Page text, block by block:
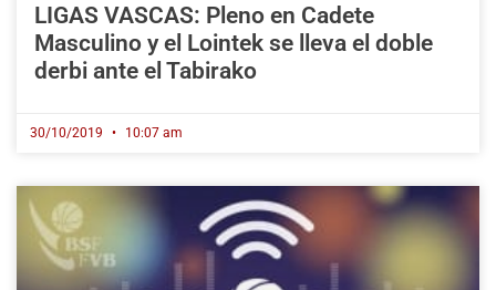
LIGAS VASCAS: Pleno en Cadete
Masculino y el Lointek se lleva el doble
derbi ante el Tabirako
30/10/2019 10:07 am